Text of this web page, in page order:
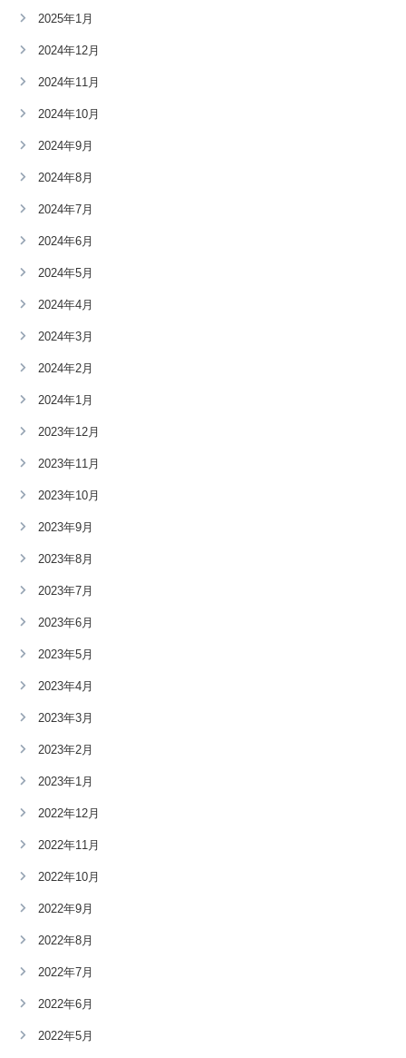
2025年1月
2024年12月
2024年11月
2024年10月
2024年9月
2024年8月
2024年7月
2024年6月
2024年5月
2024年4月
2024年3月
2024年2月
2024年1月
2023年12月
2023年11月
2023年10月
2023年9月
2023年8月
2023年7月
2023年6月
2023年5月
2023年4月
2023年3月
2023年2月
2023年1月
2022年12月
2022年11月
2022年10月
2022年9月
2022年8月
2022年7月
2022年6月
2022年5月